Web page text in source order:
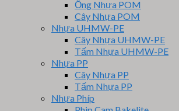
Ống Nhựa POM
Cây Nhựa POM
Nhựa UHMW-PE
Cây Nhựa UHMW-PE
Tấm Nhựa UHMW-PE
Nhựa PP
Cây Nhựa PP
Tấm Nhựa PP
Nhựa Phíp